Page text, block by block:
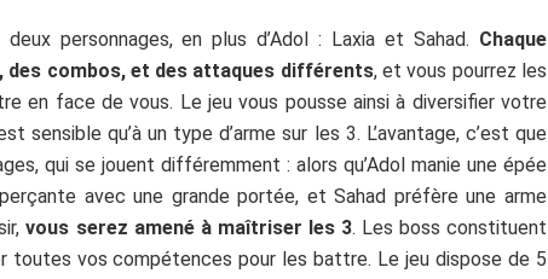
personnages, en plus d’Adol : Laxia et Sahad. Chaque
des combos, et des attaques différents, et vous pourrez les
en face de vous. Le jeu vous pousse ainsi à diversifier votre
sensible qu’à un type d’arme sur les 3. L’avantage, c’est que
qui se jouent différemment : alors qu’Adol manie une épée
avec une grande portée, et Sahad préfère une arme
vous serez amené à maîtriser les 3. Les boss constituent
toutes vos compétences pour les battre. Le jeu dispose de 5